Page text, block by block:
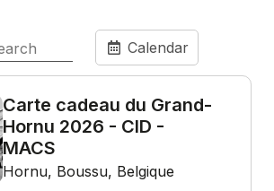
Calendar
Carte cadeau du Grand-
Hornu 2026 - CID -
MACS
Hornu, Boussu, Belgique